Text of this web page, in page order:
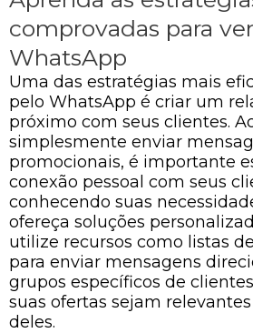
comprovadas para
WhatsApp
Uma das estratégias mais
pelo WhatsApp é criar um
próximo com seus clientes.
simplesmente enviar
promocionais, é importante
conexão pessoal com seus
conhecendo suas
ofereça soluções
utilize recursos como listas
para enviar mensagens
grupos específicos de
suas ofertas sejam
deles.